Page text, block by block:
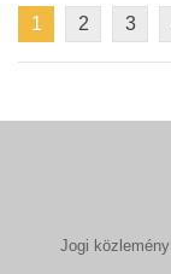
1 2 3
Jogi közlemény